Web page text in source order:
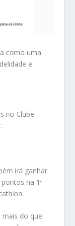
como uma
e
no Clube
irá ganhar
na 1ª
mais do que